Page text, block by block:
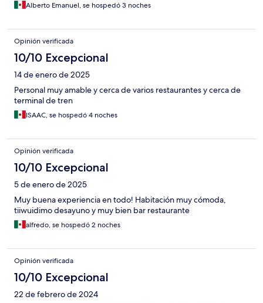
Alberto Emanuel, se hospedó 3 noches
Opinión verificada
10/10 Excepcional
14 de enero de 2025
Personal muy amable y cerca de varios restaurantes y cerca de
terminal de tren
ISAAC, se hospedó 4 noches
Opinión verificada
10/10 Excepcional
5 de enero de 2025
Muy buena experiencia en todo! Habitación muy cómoda,
tiiwuidimo desayuno y muy bien bar restaurante
alfredo, se hospedó 2 noches
Opinión verificada
10/10 Excepcional
22 de febrero de 2024